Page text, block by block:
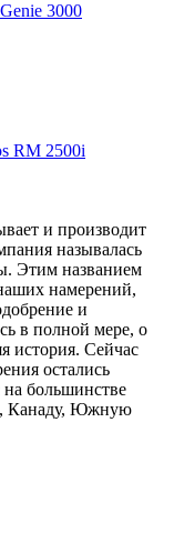
3000
RM 2500i
и производит
называлась
Этим названием
намерений,
и
в полной мере, о
история. Сейчас
остались
большинстве
Канаду, Южную